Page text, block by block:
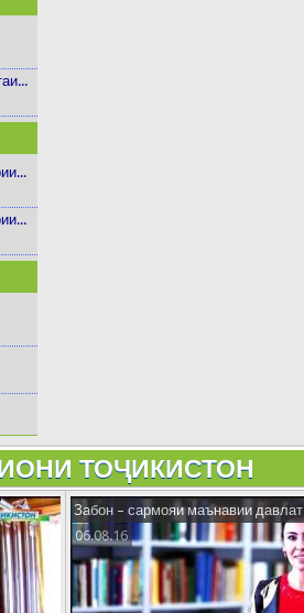
ТОҶИКИСТОН
Забон – сармояи маънавии давлат
06.08.16